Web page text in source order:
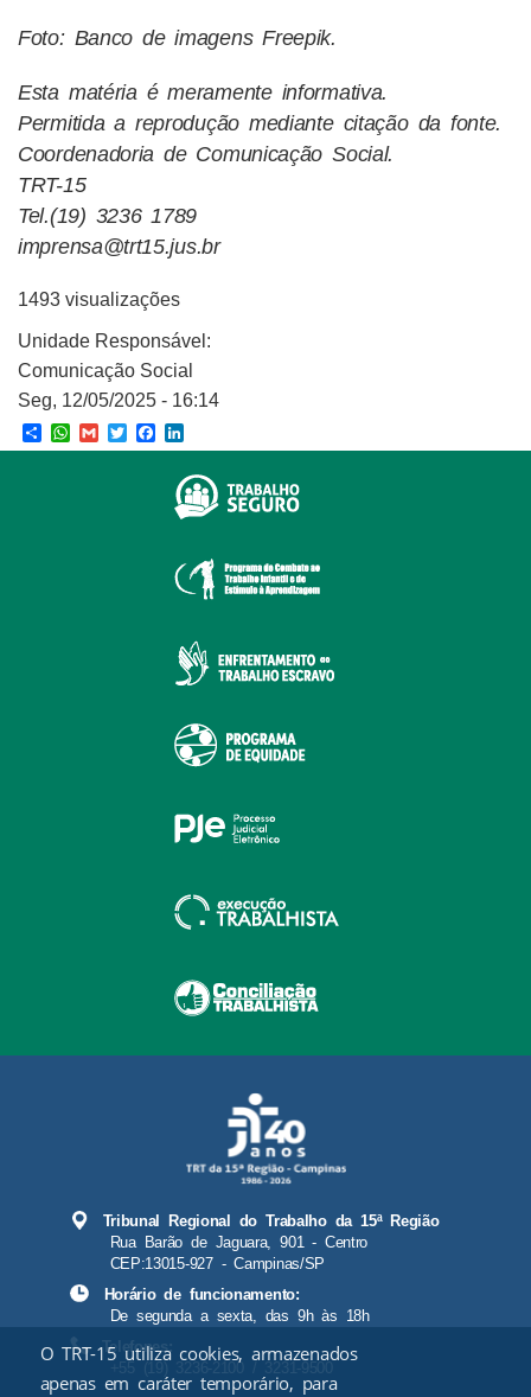
Foto: Banco de imagens Freepik.
Esta matéria é meramente informativa.
Permitida a reprodução mediante citação da fonte.
Coordenadoria de Comunicação Social.
TRT-15
Tel.(19) 3236 1789
imprensa@trt15.jus.br
1493 visualizações
Unidade Responsável:
Comunicação Social
Seg, 12/05/2025 - 16:14
ShareWhatsApp
GmailTwitterFacebook
Tribunal Regional do Trabalho da 15ª Região
Rua Barão de Jaguara, 901 - Centro
CEP:13015-927 - Campinas/SP
Horário de funcionamento:
De segunda a sexta, das 9h às 18h
Telefones:
+55 (19) 3236-2100 / 3231-9500
O TRT-15 utiliza cookies, armazenados
apenas em caráter temporário, para